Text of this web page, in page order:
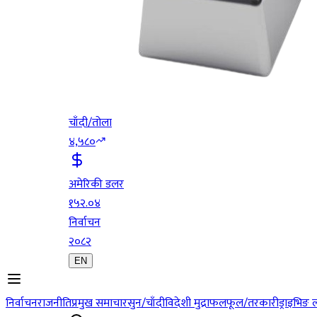
चाँदी/तोला
४,५८०
अमेरिकी डलर
१५२.०४
निर्वाचन
२०८२
EN
निर्वाचनराजनीतिप्रमुख समाचारसुन/चाँदीविदेशी मुद्राफलफूल/तरकारी